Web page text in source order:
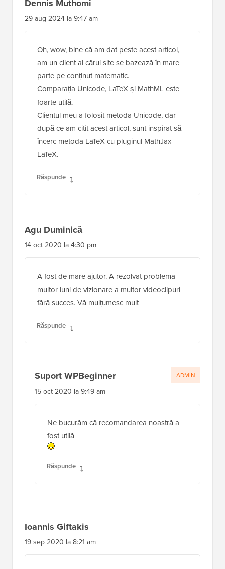
Dennis Muthomi
29 aug 2024 la 9:47 am
Oh, wow, bine că am dat peste acest articol,
am un client al cărui site se bazează în mare
parte pe conținut matematic.
Comparația Unicode, LaTeX și MathML este
foarte utilă.
Clientul meu a folosit metoda Unicode, dar
după ce am citit acest articol, sunt inspirat să
încerc metoda LaTeX cu pluginul MathJax-
LaTeX.
Răspunde
Agu Duminică
14 oct 2020 la 4:30 pm
A fost de mare ajutor. A rezolvat problema
multor luni de vizionare a multor videoclipuri
fără succes. Vă mulțumesc mult
Răspunde
Suport WPBeginner
15 oct 2020 la 9:49 am
Ne bucurăm că recomandarea noastră a
fost utilă
Răspunde
ADMIN
Ioannis Giftakis
19 sep 2020 la 8:21 am